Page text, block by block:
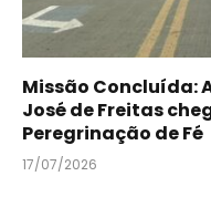
Missão Concluída:
José de Freitas
Peregrinação de Fé
17/07/2026